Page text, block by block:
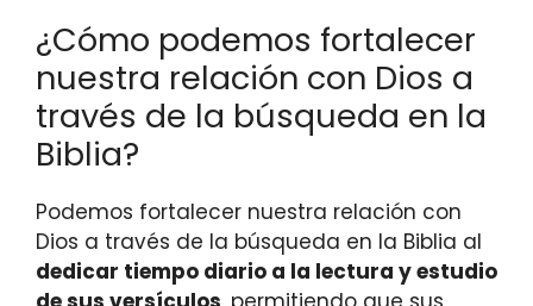
¿Cómo podemos fortalecer
nuestra relación con Dios a
través de la búsqueda en la
Biblia?
Podemos fortalecer nuestra relación con
Dios a través de la búsqueda en la Biblia al
dedicar tiempo diario a la lectura y estudio